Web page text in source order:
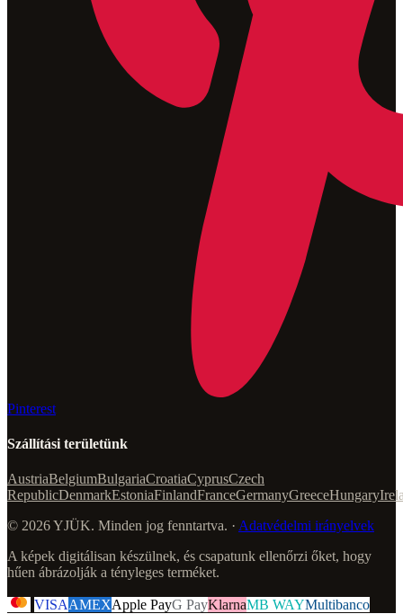
Pinterest
Szállítási területünk
AustriaBelgiumBulgariaCroatiaCyprusCzech
RepublicDenmarkEstoniaFinlandFranceGermanyGreeceHungary
© 2026 YJÜK. Minden jog fenntartva. · Adatvédelmi irányelvek
A képek digitálisan készülnek, és csapatunk ellenőrzi őket, hogy
hűen ábrázolják a tényleges terméket.
VISAAMEXApple PayG PayKlarnaMB WAYMultibanco